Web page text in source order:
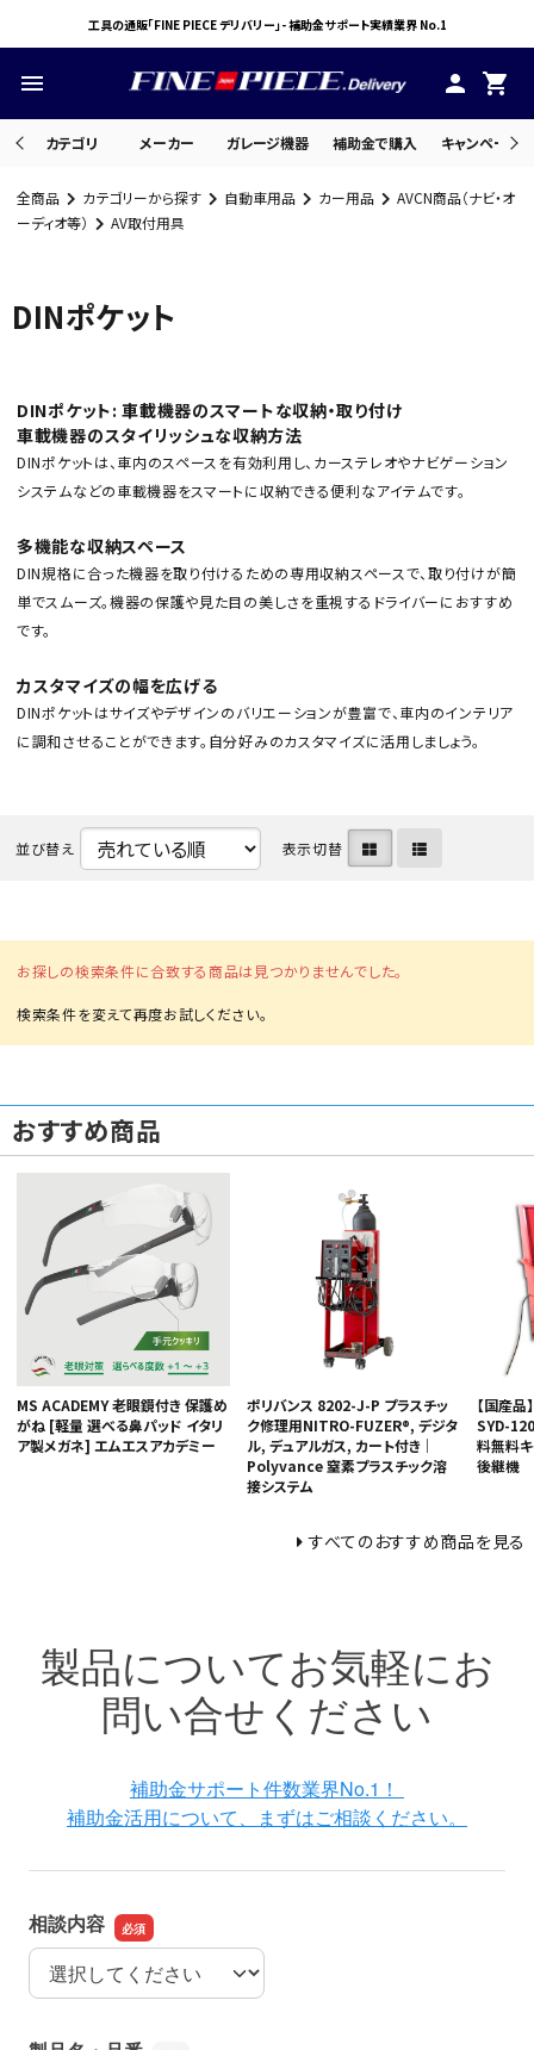
工具の通販「FINE PIECE デリバリー」- 補助金サポート実績業界 No.1
menu person shopping_cart
カテゴリ メーカー ガレージ機器 補助金で購入 キャンペーン
ACCOUNT MENU
meeting_room ログイン person 会員登録
カテゴリから選ぶ
ガレージ機器
全商品 カテゴリーから探す 自動車用品 カー用品
AVCN商品（ナビ・オ
ーディオ等）
AV取付用具
DINポケット
DINポケット: 車載機器のスマートな収納・取り付け
車載機器のスタイリッシュな収納方法
DINポケットは、車内のスペースを有効利用し、カーステレオやナビゲーション
システムなどの車載機器をスマートに収納できる便利なアイテムです。
多機能な収納スペース
DIN規格に合った機器を取り付けるための専用収納スペースで、取り付けが簡
単でスムーズ。機器の保護や見た目の美しさを重視するドライバーにおすすめ
です。
カスタマイズの幅を広げる
DINポケットはサイズやデザインのバリエーションが豊富で、車内のインテリア
に調和させることができます。自分好みのカスタマイズに活用しましょう。
並び替え 表示切替
お探しの検索条件に合致する商品は見つかりませんでした。
おすすめ商品
MS ACADEMY 老眼鏡付き 保護め
がね [軽量 選べる鼻パッド イタリ
ア製メガネ] エムエスアカデミー
ポリバンス 8202-J-P プラスチッ
ク修理用NITRO-FUZER®, デジタ
ル, デュアルガス, カート付き｜
Polyvance 窒素プラスチック溶
接システム
【国産
SYD-
料無料
後継機
すべてのおすすめ商品を見る